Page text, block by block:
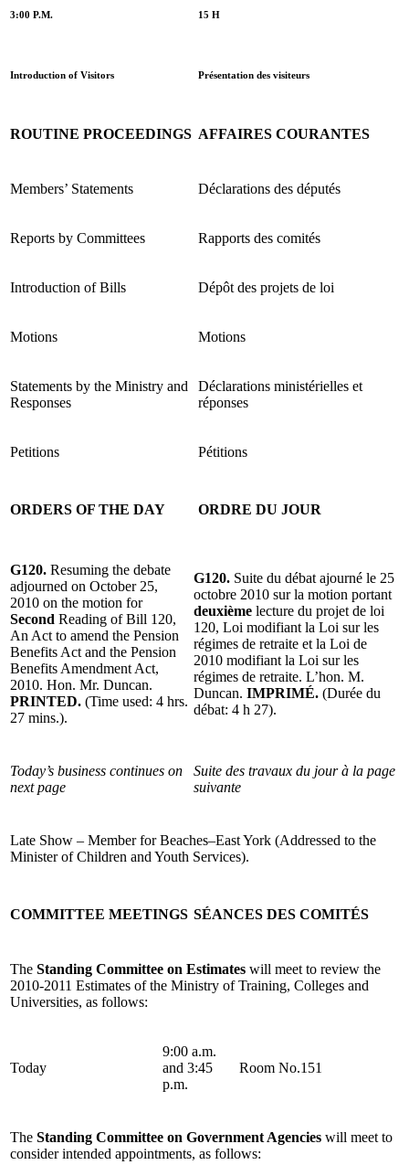
3:00 P.M. 15 H
Introduction of Visitors Présentation des visiteurs
ROUTINE PROCEEDINGS AFFAIRES COURANTES
Members’ Statements Déclarations des députés
Reports by Committees Rapports des comités
Introduction of Bills Dépôt des projets de loi
Motions Motions
Statements by the Ministry and
Responses
Déclarations ministérielles et
réponses
Petitions Pétitions
ORDERS OF THE DAY ORDRE DU JOUR
G120. Resuming the debate
adjourned on October 25,
2010 on the motion for
Second Reading of Bill 120,
An Act to amend the Pension
Benefits Act and the Pension
Benefits Amendment Act,
2010. Hon. Mr. Duncan.
PRINTED. (Time used: 4 hrs.
27 mins.).
G120. Suite du débat ajourné le 25
octobre 2010 sur la motion portant
deuxième lecture du projet de loi
120, Loi modifiant la Loi sur les
régimes de retraite et la Loi de
2010 modifiant la Loi sur les
régimes de retraite. L’hon. M.
Duncan. IMPRIMÉ. (Durée du
débat: 4 h 27).
Today’s business continues on
next page
Suite des travaux du jour à la page
suivante
Late Show – Member for Beaches–East York (Addressed to the
Minister of Children and Youth Services).
COMMITTEE MEETINGS SÉANCES DES COMITÉS
The Standing Committee on Estimates will meet to review the
2010-2011 Estimates of the Ministry of Training, Colleges and
Universities, as follows:
Today
9:00 a.m.
and 3:45
p.m.
Room No.151
The Standing Committee on Government Agencies will meet to
consider intended appointments, as follows: